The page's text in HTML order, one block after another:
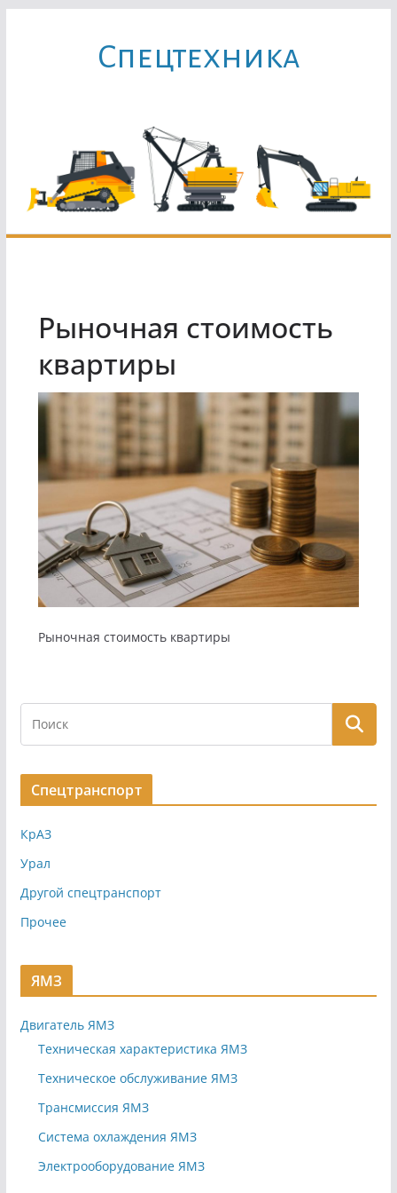
содержимомуCпецтехника
Рыночная стоимость
квартиры
Рыночная стоимость квартиры
Спецтранспорт
КрАЗ
Урал
Другой спецтранспорт
Прочее
ЯМЗ
Двигатель ЯМЗ
Техническая характеристика ЯМЗ
Техническое обслуживание ЯМЗ
Трансмиссия ЯМЗ
Система охлаждения ЯМЗ
Электрооборудование ЯМЗ